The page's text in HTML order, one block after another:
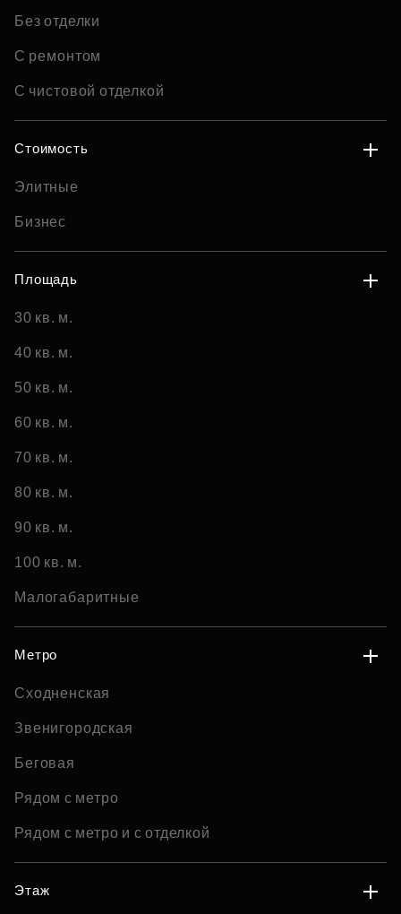
Без отделки
С ремонтом
С чистовой отделкой
Стоимость
Элитные
Бизнес
Площадь
30 кв. м.
40 кв. м.
50 кв. м.
60 кв. м.
70 кв. м.
80 кв. м.
90 кв. м.
100 кв. м.
Малогабаритные
Метро
Сходненская
Звенигородская
Беговая
Рядом с метро
Рядом с метро и с отделкой
Этаж